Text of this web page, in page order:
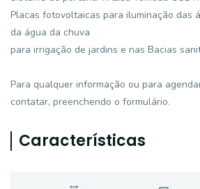
Placas fotovoltaicas para iluminação das
da água da chuva
para irrigação de jardins e nas Bacias
Para qualquer informação ou para
contatar, preenchendo o formulário.
Características